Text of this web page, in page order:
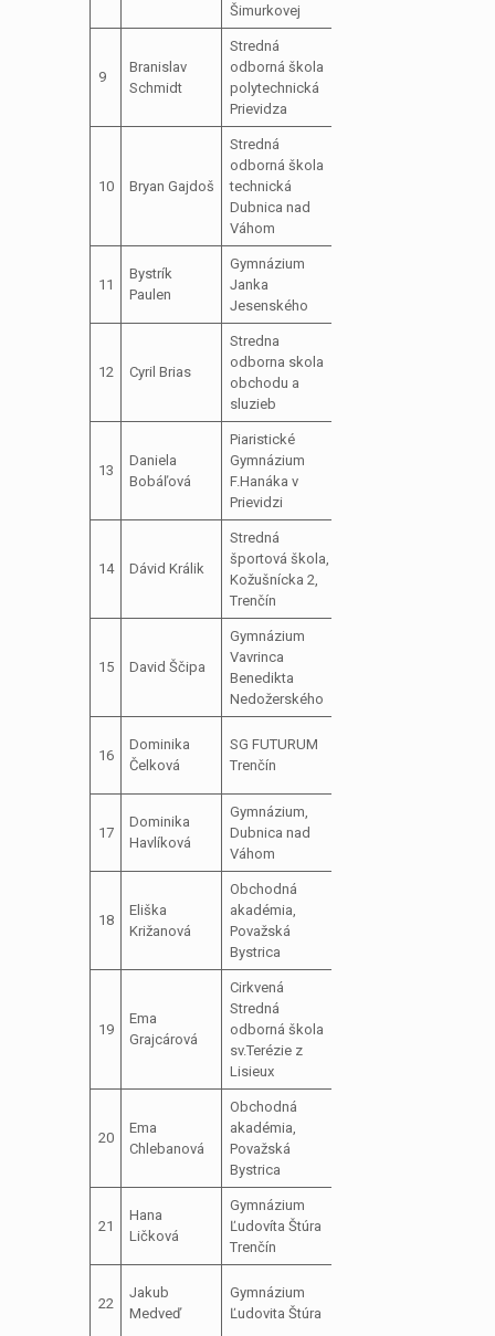
Šimurkovej
9
Branislav
Schmidt
Stredná
odborná škola
polytechnická
Prievidza
10 Bryan Gajdoš
Stredná
odborná škola
technická
Dubnica nad
Váhom
11
Bystrík
Paulen
Gymnázium
Janka
Jesenského
12 Cyril Brias
Stredna
odborna skola
obchodu a
sluzieb
13
Daniela
Bobáľová
Piaristické
Gymnázium
F.Hanáka v
Prievidzi
14 Dávid Králik
Stredná
športová škola,
Kožušnícka 2,
Trenčín
15 David Ščipa
Gymnázium
Vavrinca
Benedikta
Nedožerského
16
Dominika
Čelková
SG FUTURUM
Trenčín
17
Dominika
Havlíková
Gymnázium,
Dubnica nad
Váhom
18
Eliška
Križanová
Obchodná
akadémia,
Považská
Bystrica
19
Ema
Grajcárová
Cirkvená
Stredná
odborná škola
sv.Terézie z
Lisieux
20
Ema
Chlebanová
Obchodná
akadémia,
Považská
Bystrica
21
Hana
Ličková
Gymnázium
Ľudovíta Štúra
Trenčín
22
Jakub
Medveď
Gymnázium
Ľudovita Štúra